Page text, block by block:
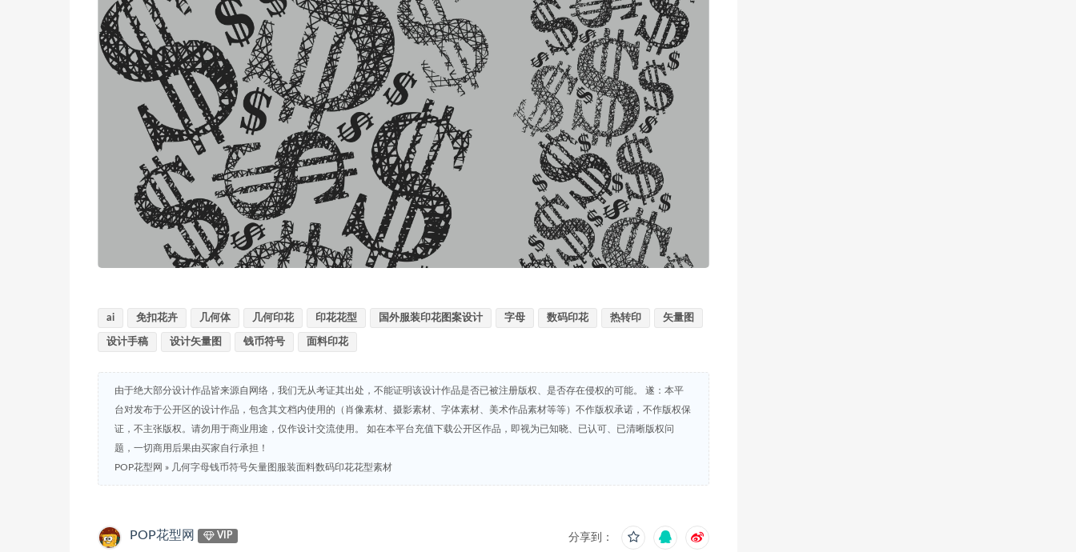
ai 免扣花卉 几何体 几何印花 印花花型 国外服装印花图案设计 字母 数码印花 热转印 矢量图
设计手稿 设计矢量图 钱币符号 面料印花
由于绝大部分设计作品皆来源自网络，我们无从考证其出处，不能证明该设计作品是否已被注册版权、是否存在侵权的可能。 遂：本平
台对发布于公开区的设计作品，包含其文档内使用的（肖像素材、摄影素材、字体素材、美术作品素材等等）不作版权承诺，不作版权保
证，不主张版权。请勿用于商业用途，仅作设计交流使用。 如在本平台充值下载公开区作品，即视为已知晓、已认可、已清晰版权问
题，一切商用后果由买家自行承担！
POP花型网 » 几何字母钱币符号矢量图服装面料数码印花花型素材
POP花型网 VIP 分享到：